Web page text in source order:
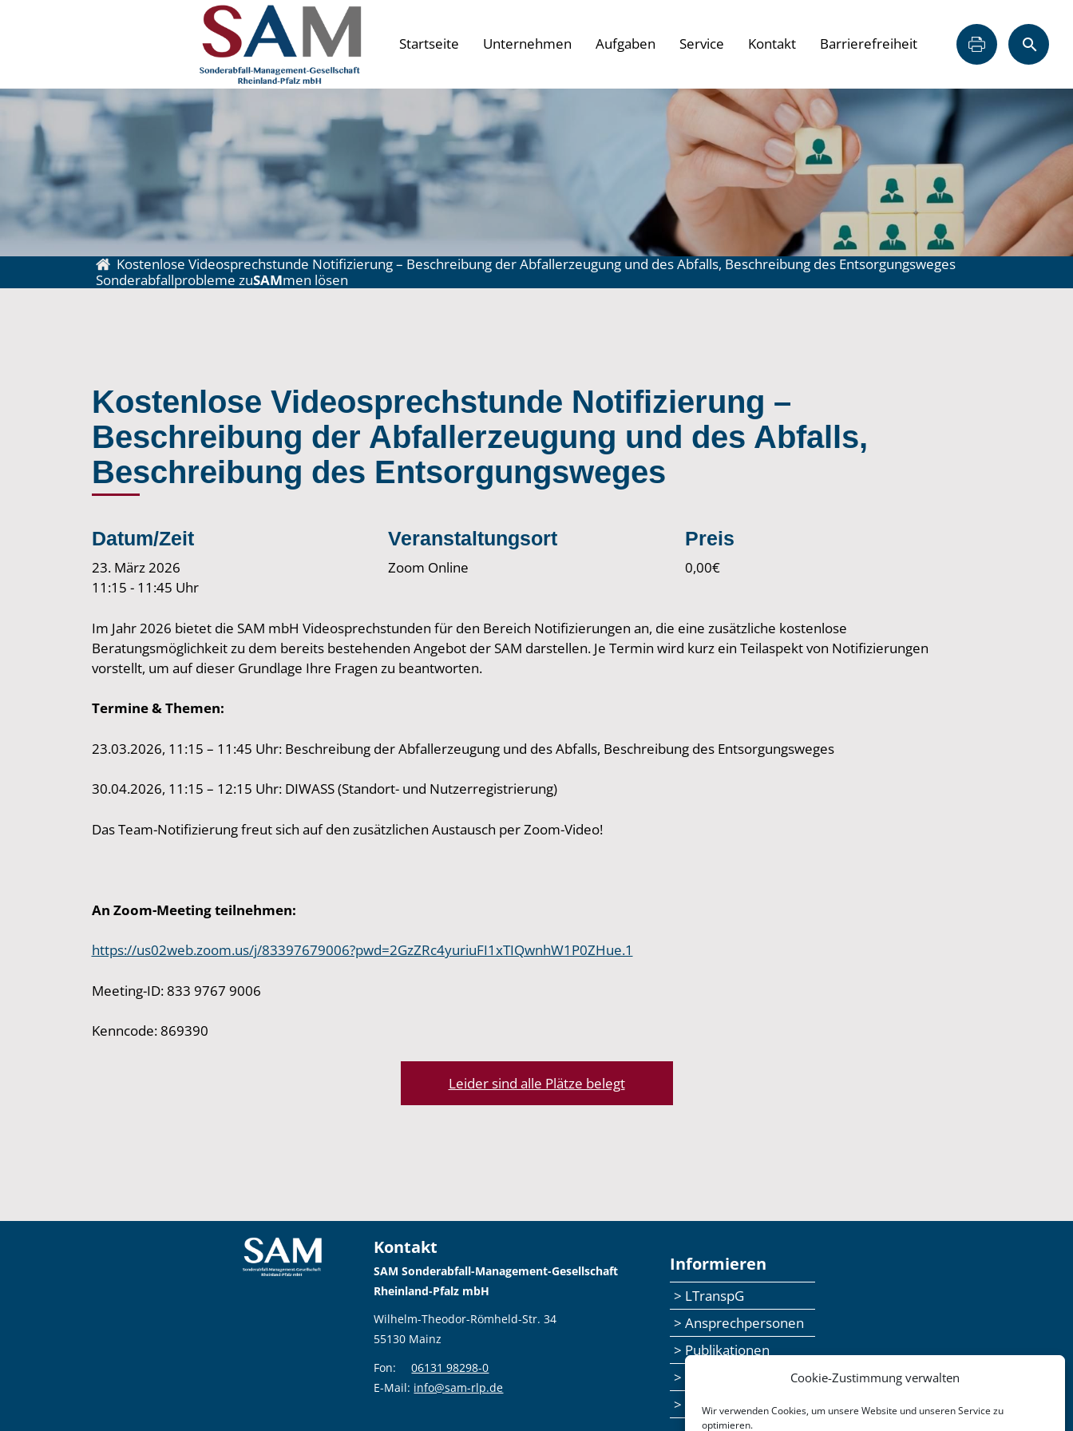
Cookie-Zustimmung verwalten
Wir verwenden Cookies, um unsere Website und unseren Service zu
optimieren.
Startseite Unternehmen Aufgaben Service Kontakt Barrierefreiheit
Kostenlose Videosprechstunde Notifizierung – Beschreibung der Abfallerzeugung und des Abfalls, Beschreibung des Entsorgungsweges
Sonderabfallprobleme zuSAMmen lösen
Kostenlose Videosprechstunde Notifizierung –
Beschreibung der Abfallerzeugung und des Abfalls,
Beschreibung des Entsorgungsweges
Datum/Zeit
23. März 2026
11:15 - 11:45 Uhr
Veranstaltungsort
Zoom Online
Preis
0,00€
Im Jahr 2026 bietet die SAM mbH Videosprechstunden für den Bereich Notifizierungen an, die eine zusätzliche kostenlose
Beratungsmöglichkeit zu dem bereits bestehenden Angebot der SAM darstellen. Je Termin wird kurz ein Teilaspekt von Notifizierungen
vorstellt, um auf dieser Grundlage Ihre Fragen zu beantworten.
Termine & Themen:
23.03.2026, 11:15 – 11:45 Uhr: Beschreibung der Abfallerzeugung und des Abfalls, Beschreibung des Entsorgungsweges
30.04.2026, 11:15 – 12:15 Uhr: DIWASS (Standort- und Nutzerregistrierung)
Das Team-Notifizierung freut sich auf den zusätzlichen Austausch per Zoom-Video!
An Zoom-Meeting teilnehmen:
https://us02web.zoom.us/j/83397679006?pwd=2GzZRc4yuriuFI1xTIQwnhW1P0ZHue.1
Meeting-ID: 833 9767 9006
Kenncode: 869390
Leider sind alle Plätze belegt
Kontakt
SAM Sonderabfall-Management-Gesellschaft
Rheinland-Pfalz mbH
Wilhelm-Theodor-Römheld-Str. 34
55130 Mainz
Fon:
06131 98298-0
E-Mail: info@sam-rlp.de
Informieren
> LTranspG
> Ansprechpersonen
> Publikationen
> Seminaranmeldung
> Feedbackformular